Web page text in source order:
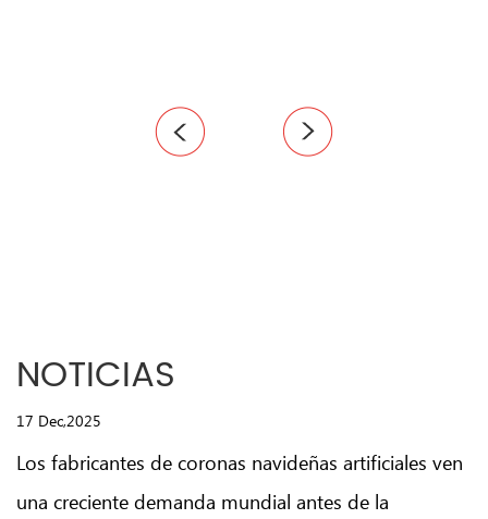
NOTICIAS
17 Dec,2025
Los fabricantes de coronas navideñas artificiales ven
una creciente demanda mundial antes de la